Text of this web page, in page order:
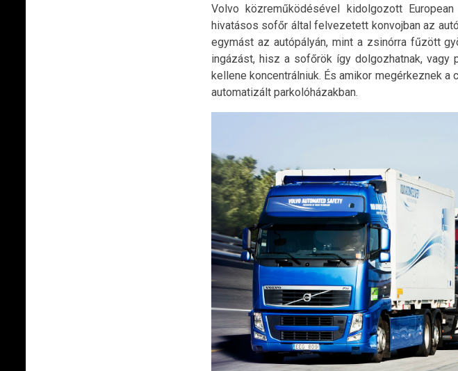
Volvo közreműködésével kidolgozott
hivatásos sofőr által felvezetett konvojban az
egymást az autópályán, mint a zsinórra fűzött
ingázást, hisz a sofőrök így dolgozhatnak, vagy
kellene koncentrálniuk. És amikor megérkeznek a
automatizált parkolóházakban.